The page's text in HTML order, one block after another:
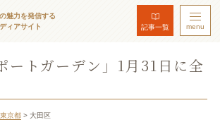
魅力を発信する
ィアサイト
記事一覧 menu
ートガーデン」1月31日に全
東京都 > 大田区